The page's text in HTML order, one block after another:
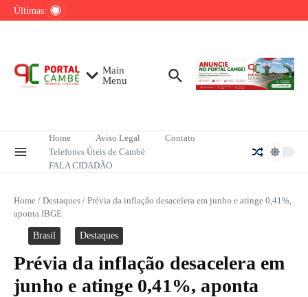
Ir para o conteúdo
Últimas:
Mega-Sena sorteia R$ 165 milhões neste
sobre redução do desmatamento na Amazônia
Main
Menu
Home Aviso Legal
Contato
Telefones Úteis de Cambé
FALA CIDADÃO
Home / Destaques / Prévia da inflação desacelera em junho e atinge 0,41%,
aponta IBGE
Brasil Destaques
Prévia da inflação desacelera em
junho e atinge 0,41%, aponta